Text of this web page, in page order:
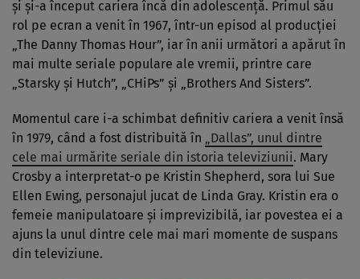
și și-a început cariera încă din adolescență. Primul său
rol pe ecran a venit în 1967, într-un episod al producției
„The Danny Thomas Hour”, iar în anii următori a apărut în
mai multe seriale populare ale vremii, printre care
„Starsky și Hutch”, „CHiPs” și „Brothers And Sisters”.
Momentul care i-a schimbat definitiv cariera a venit însă
în 1979, când a fost distribuită în
„Dallas”, unul dintre
cele mai urmărite seriale din istoria televiziunii. Mary
Crosby a interpretat-o pe Kristin Shepherd, sora lui Sue
Ellen Ewing, personajul jucat de Linda Gray. Kristin era o
femeie manipulatoare și imprevizibilă, iar povestea ei a
ajuns la unul dintre cele mai mari momente de suspans
din televiziune.